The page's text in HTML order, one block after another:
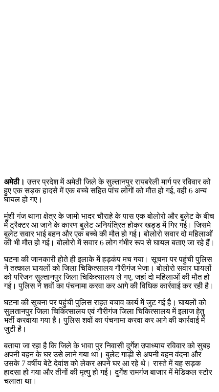
अमेठी। उत्तर प्रदेश में अमेठी जिले के सुल्तानपुर रायबरेली मार्ग पर रविवार को
हुए एक सड़क हादसे में एक बच्चे सहित पांच लोगों को मौत हो गई, वही 6 अन्य
घायल हो गए।
मुंशी गंज थाना क्षेत्र के जामो भादर चौराहे के पास एक बोलोरो और बुलेट के बीच
में ट्रैक्टर आ जाने के कारण बुलेट अनियंत्रित होकर खड्ड में गिर गई। जिसमे
बुलेट सवार भाई बहन और एक बच्चे की मौत हो गई। बोलोरो सवार दो महिलाओं
की भी मौत हो गई। बोलोरो में सवार 6 लोग गंभीर रूप से घायल बताए जा रहे हैंं।
घटना की जानकारी होते ही इलाके में हड़कंप मच गया। सूचना पर पहुंची पुलिस
ने तत्काल घायलों को जिला चिकित्सालय गौरीगंज भेजा। बोलोरो सवार घायलों
को परिजन सुल्तानपुर जिला चिकित्सालय ले गए, जहां दो महिलाओं की मौत हो
गई। पुलिस ने शवों का पंचनामा करवा कर आगे की विधिक कार्रवाई कर रही है।
घटना की सूचना पर पहुंची पुलिस राहत बचाव कार्य में जुट गई है। घायलों को
सुलतानपुर जिला चिकित्सालय एवं गौरीगंज जिला चिकित्सालय में इलाज हेतु
भर्ती करवाया गया है। पुलिस शवों का पंचनामा करवा कर आगे की कार्रवाई में
जुटी है।
बताया जा रहा है कि जिले के भावा पुर निवासी दुर्गेश उपाध्याय रविवार को सुबह
अपनी बहन के घर उसे लाने गया था। बुलेट गाड़ी से अपनी बहन वंदना और
उसके 7 वर्षीय बेटे देवांश को लेकर अपने घर आ रहे थे। रास्ते में यह सड़क
हादसा हो गया और तीनों की मृत्यु हो गई। दुर्गेश रामगंज बाजार में मेडिकल स्टोर
चलाता था।